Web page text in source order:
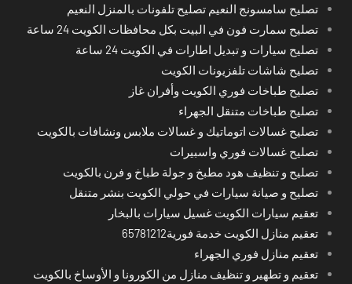
تصليح سامسونج النعيم تصليح تلفونات بالمنزل النعيم
تصليح سمارت فون في البيت بكل محافظات الكويت 24 ساعة
تصليح سيارات و تبديل اطارات في الكويت 24 ساعة
تصليح شاشات تلفزيونات الكويت
تصليح طباخات فوري الكويت وأفران غاز
تصليح طباخات متنقل الجهراء
تصليح غسالات اتوماتيك و غسالات ملابس ونشافات بالكويت
تصليح غسالات فوري واسبيرات
تصليح و تنظيف هود مطبخ و جولة طباخ و فرن بالكويت
تصليح و صيانة سيارات في حولي الكويت بنشر متنقل
تعقيم سيارات الكويت غسيل سيارات بالبخار
تعقيم منازل الكويت خدمة فورية65781212
تعقيم منازل فوري الجهراء
تعقيم و تطهير و تنظيف منازل من الكورونا و الأوساخ بالكويت